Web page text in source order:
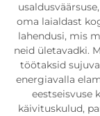
oma laialdast
lahendusi, mis
neid ületavadki.
töötaksid
energiavalla
eestseisvuse
käivituskulud,